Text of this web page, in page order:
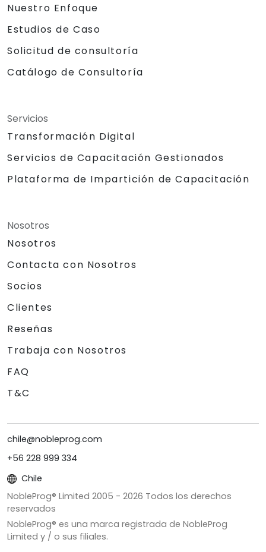
Nuestro Enfoque
Estudios de Caso
Solicitud de consultoría
Catálogo de Consultoría
Servicios
Transformación Digital
Servicios de Capacitación Gestionados
Plataforma de Impartición de Capacitación
Nosotros
Nosotros
Contacta con Nosotros
Socios
Clientes
Reseñas
Trabaja con Nosotros
FAQ
T&C
chile@nobleprog.com
+56 228 999 334
Chile
NobleProg® Limited 2005 - 2026 Todos los derechos
reservados
NobleProg® es una marca registrada de NobleProg
Limited y / o sus filiales.